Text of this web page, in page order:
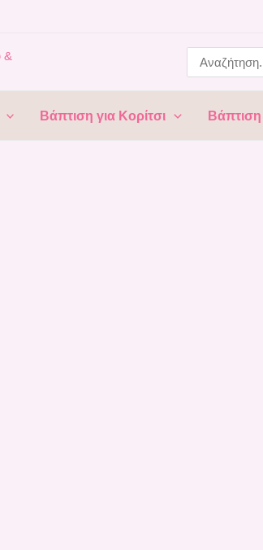
for:
Βάπτιση για Κορίτσι Βάπτιση